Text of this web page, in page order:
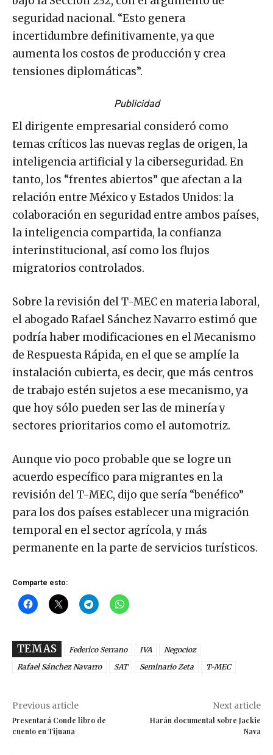
seguridad nacional. “Esto genera
incertidumbre definitivamente, ya que
aumenta los costos de producción y crea
tensiones diplomáticas”.
Publicidad
El dirigente empresarial consideró como
temas críticos las nuevas reglas de origen, la
inteligencia artificial y la ciberseguridad. En
tanto, los “frentes abiertos” que afectan a la
relación entre México y Estados Unidos: la
colaboración en seguridad entre ambos países,
la inteligencia compartida, la confianza
interinstitucional, así como los flujos
migratorios controlados.
Sobre la revisión del T-MEC en materia laboral,
el abogado Rafael Sánchez Navarro estimó que
podría haber modificaciones en el Mecanismo
de Respuesta Rápida, en el que se amplíe la
instalación cubierta, es decir, que más centros
de trabajo estén sujetos a ese mecanismo, ya
que hoy sólo pueden ser las de minería y
sectores prioritarios como el automotriz.
Aunque vio poco probable que se logre un
acuerdo específico para migrantes en la
revisión del T-MEC, dijo que sería “benéfico”
para los dos países establecer una migración
temporal en el sector agrícola, y más
permanente en la parte de servicios turísticos.
Comparte esto:
TEMAS Federico Serrano IVA
Negocioz
Rafael Sánchez Navarro
SAT Seminario Zeta T-MEC
Previous article
Presentará Conde libro de
cuento en Tijuana
Next article
Harán documental sobre Jackie
Nava